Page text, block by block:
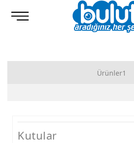
Ürünler1
Tablet
Kutular